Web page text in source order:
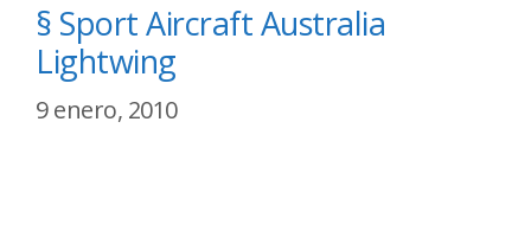
§ Sport Aircraft Australia
Lightwing
9 enero, 2010